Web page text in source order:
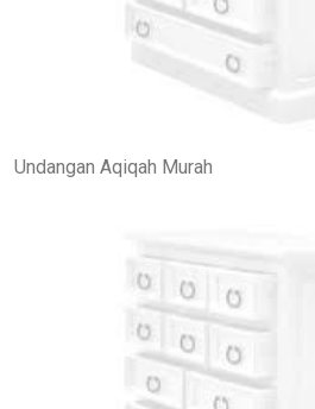
Undangan Aqiqah Murah